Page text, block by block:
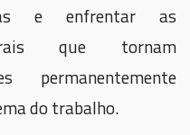
e enfrentar as
que tornam
permanentemente
do trabalho.